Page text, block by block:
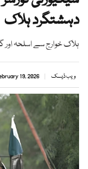
دہشتگرد ہلاک
ہلاک خوارج سے اسلحہ اور
ویب ڈیسک 19, 2026